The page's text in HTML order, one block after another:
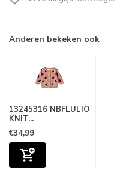
Anderen bekeken ook
13245316 NBFLULIO
KNIT...
€34,99